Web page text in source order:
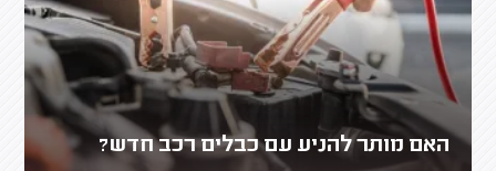
האם מותר להניע עם כבלים רכב חדש?